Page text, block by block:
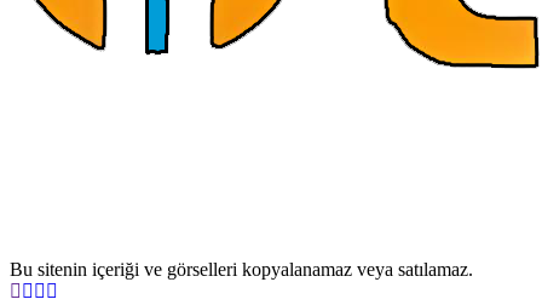
Bu sitenin içeriği ve görselleri kopyalanamaz veya satılamaz.